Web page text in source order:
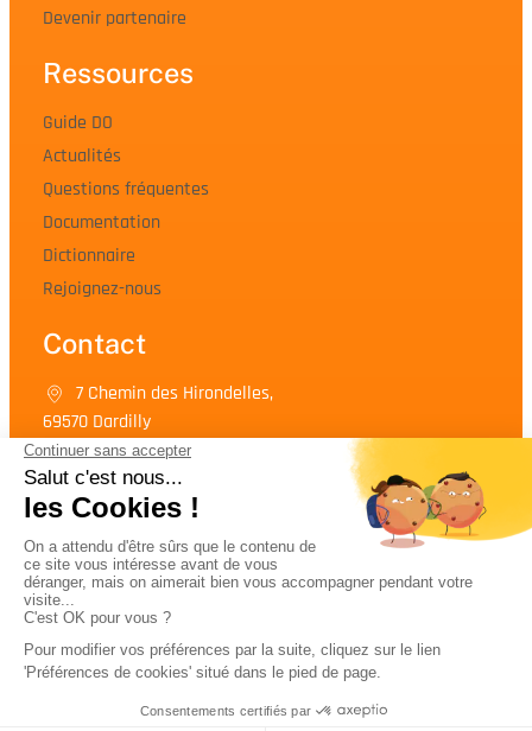
Devenir partenaire
Ressources
Guide DO
Actualités
Questions fréquentes
Documentation
Dictionnaire
Rejoignez-nous
Contact
7 Chemin des Hirondelles,
69570 Dardilly
04 72 17 82 82
Contactez-nous
© 2026 Etik-assurance.com - N°ORIAS : 10 053 523
Plan du site| Mentions légales|Conditions générales d'utilisation